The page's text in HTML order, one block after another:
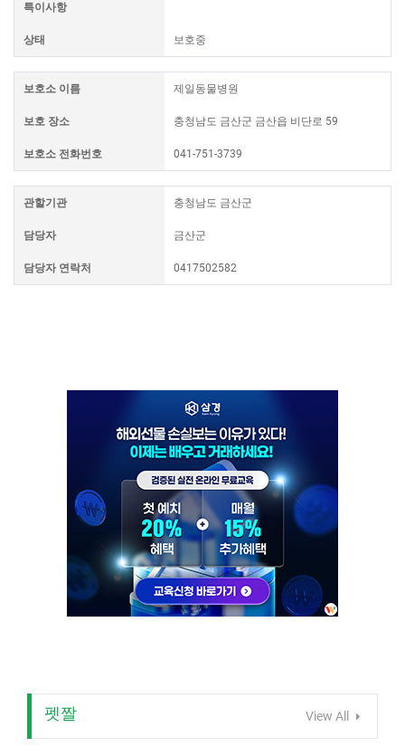
특이사항
상태 보호중
보호소 이름 제일동물병원
보호 장소 충청남도 금산군 금산읍 비단로 59
보호소 전화번호 041-751-3739
관할기관 충청남도 금산군
담당자 금산군
담당자 연락처 0417502582
펫짤 View All